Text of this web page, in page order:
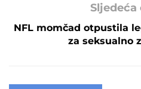
Sljedeća
NFL momčad otpustila
za seksualno